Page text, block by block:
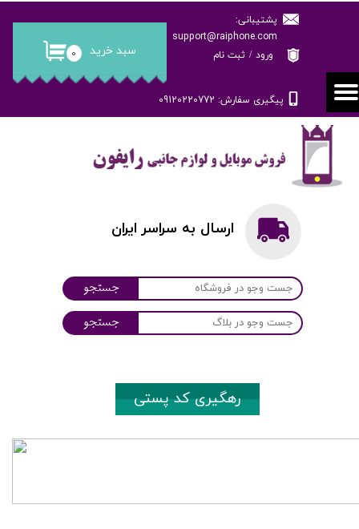
پشتیبانی:
support@raiphone.com
پیگیری سفارش: 09120220772
۰ سبد خرید ورود / ثبت نام
حساب کاربری من
تغییر گذر واژه
سفارشات
خروج از حساب کاربری
جستجو
جستجو
ارسال به سراسر ایران
رهگیری کد پستی